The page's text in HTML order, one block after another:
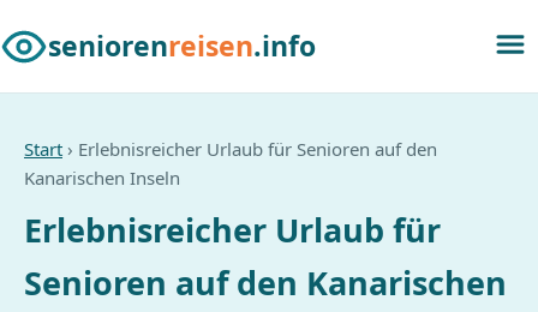
seniorenreisen.info
Start › Erlebnisreicher Urlaub für Senioren auf den
Kanarischen Inseln
Erlebnisreicher Urlaub für
Senioren auf den Kanarischen